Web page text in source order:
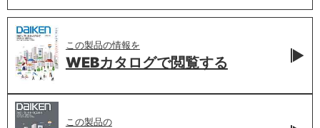
この製品の情報を
WEBカタログで閲覧する
この製品の